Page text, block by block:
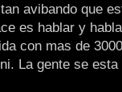
avibando que
es hablar y
con mas de
La gente se